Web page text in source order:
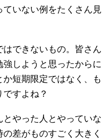
いない例をたくさん見
できないもの。皆さん
しようと思ったからに
短期限定ではなく、も
すよね？
やった人とやっていな
差がものすごく大きく